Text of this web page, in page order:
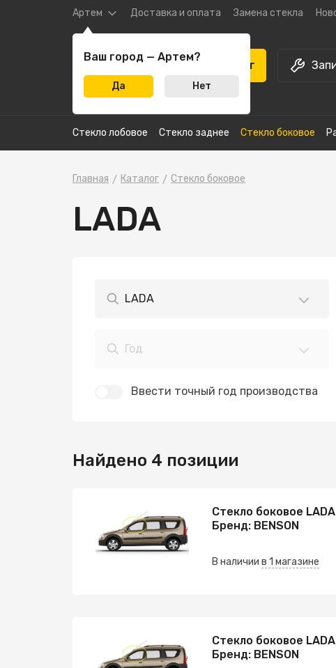
Артем Доставка и оплата Замена стекла
Каталог
Ваш город — Артем?
Да Нет
Стекло лобовое Стекло заднее Стекло боковое
Главная Каталог Стекло боковое
LADA
LADA
Год
Ввести точный год производства
Найдено 4 позиции
Стекло боковое
Бренд: BENSON
В наличии в 1 магазине
Стекло боковое
Бренд: BENSON